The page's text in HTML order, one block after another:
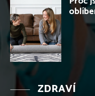
ZDRAVÍ